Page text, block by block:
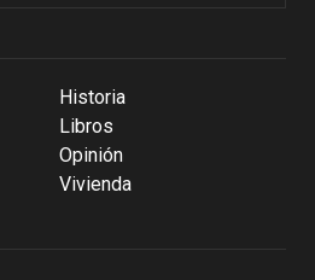
Historia
Libros
Opinión
Vivienda